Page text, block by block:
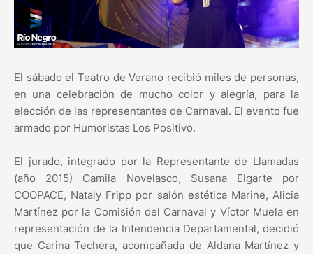
El sábado el Teatro de Verano recibió miles de personas,
en una celebración de mucho color y alegría, para la
elección de las representantes de Carnaval. El evento fue
armado por Humoristas Los Positivo.
El jurado, integrado por la Representante de Llamadas
(año 2015) Camila Novelasco, Susana Elgarte por
COOPACE, Nataly Fripp por salón estética Marine, Alicia
Martínez por la Comisión del Carnaval y Víctor Muela en
representación de la Intendencia Departamental, decidió
que Carina Techera, acompañada de Aldana Martínez y